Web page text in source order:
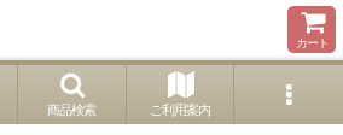
カート
商品検索 ご利用案内